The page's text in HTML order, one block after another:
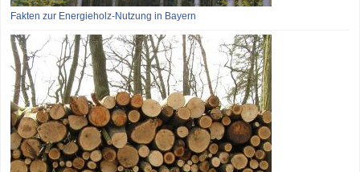
Fakten zur Energieholz-Nutzung in Bayern